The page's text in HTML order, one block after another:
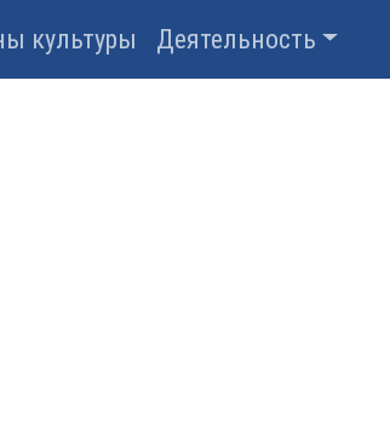
культуры Деятельность